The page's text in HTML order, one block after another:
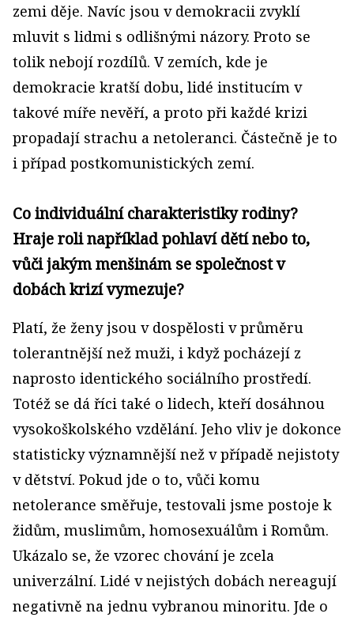
zemi děje. Navíc jsou v demokracii zvyklí
mluvit s lidmi s odlišnými názory. Proto se
tolik nebojí rozdílů. V zemích, kde je
demokracie kratší dobu, lidé institucím v
takové míře nevěří, a proto při každé krizi
propadají strachu a netoleranci. Částečně je to
i případ postkomunistických zemí.
Co individuální charakteristiky rodiny?
Hraje roli například pohlaví dětí nebo to,
vůči jakým menšinám se společnost v
dobách krizí vymezuje?
Platí, že ženy jsou v dospělosti v průměru
tolerantnější než muži, i když pocházejí z
naprosto identického sociálního prostředí.
Totéž se dá říci také o lidech, kteří dosáhnou
vysokoškolského vzdělání. Jeho vliv je dokonce
statisticky významnější než v případě nejistoty
v dětství. Pokud jde o to, vůči komu
netolerance směřuje, testovali jsme postoje k
židům, muslimům, homosexuálům i Romům.
Ukázalo se, že vzorec chování je zcela
univerzální. Lidé v nejistých dobách nereagují
negativně na jednu vybranou minoritu. Jde o